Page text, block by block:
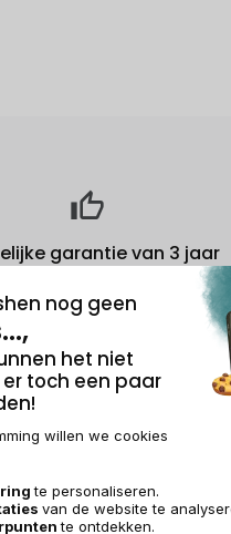
garantie van 3 jaar
over ons gezegd